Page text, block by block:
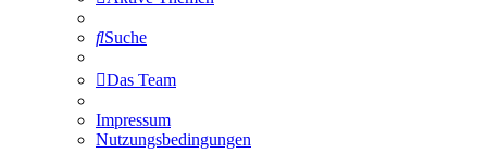
Suche
Das Team
Impressum
Nutzungsbedingungen